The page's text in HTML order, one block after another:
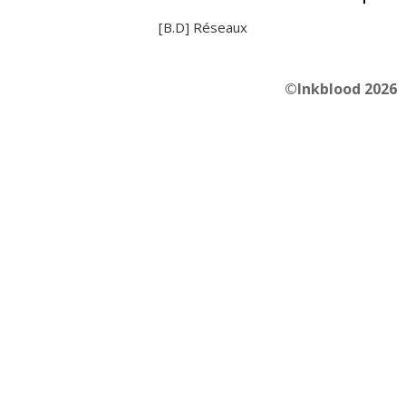
[B.D] Réseaux
©Inkblood 2026